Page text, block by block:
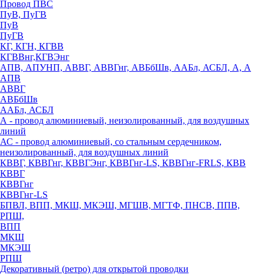
Провод ПВС
ПуВ, ПуГВ
ПуВ
ПуГВ
КГ, КГН, КГВВ
КГВВнг,КГВЭнг
АПВ, АПУНП, АВВГ, АВВГнг, АВБбШв, ААБл, АСБЛ, А, А
АПВ
АВВГ
АВБбШв
ААБл, АСБЛ
А - провод алюминиевый, неизолированный, для воздушных
линий
АС - провод алюминиевый, со стальным сердечником,
неизолированный, для воздушных линий
КВВГ, КВВГнг, КВВГЭнг, КВВГнг-LS, КВВГнг-FRLS, КВВ
КВВГ
КВВГнг
КВВГнг-LS
БПВЛ, ВПП, МКШ, МКЭШ, МГШВ, МГТФ, ПНСВ, ППВ,
РПШ,
ВПП
МКШ
МКЭШ
РПШ
Декоративный (ретро) для открытой проводки